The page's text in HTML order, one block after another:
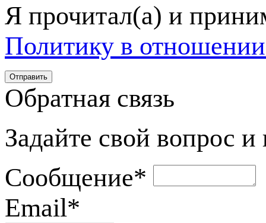
Я прочитал(а) и
Политику в
Обратная связь
Задайте свой вопрос
Сообщение*
Email*